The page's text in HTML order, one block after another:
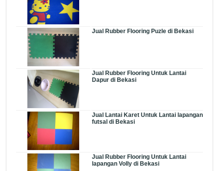
Jual Rubber Flooring Puzle di Bekasi
Jual Rubber Flooring Untuk Lantai
Dapur di Bekasi
Jual Lantai Karet Untuk Lantai lapangan
futsal di Bekasi
Jual Rubber Flooring Untuk Lantai
lapangan Volly di Bekasi